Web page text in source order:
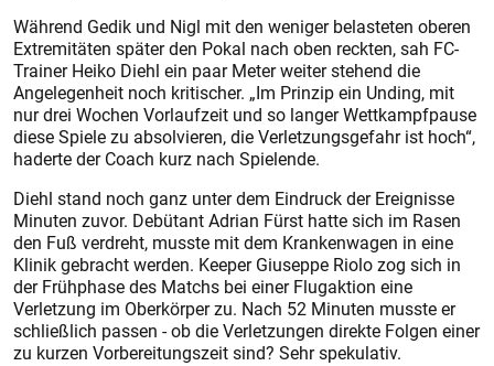
Während Gedik und Nigl mit den weniger belasteten oberen
Extremitäten später den Pokal nach oben reckten, sah FC-
Trainer Heiko Diehl ein paar Meter weiter stehend die
Angelegenheit noch kritischer. „Im Prinzip ein Unding, mit
nur drei Wochen Vorlaufzeit und so langer Wettkampfpause
diese Spiele zu absolvieren, die Verletzungsgefahr ist hoch“,
haderte der Coach kurz nach Spiel­ende.
Diehl stand noch ganz unter dem Eindruck der Ereignisse
Minuten zuvor. Debütant Adrian Fürst hatte sich im Rasen
den Fuß verdreht, musste mit dem Krankenwagen in eine
Klinik gebracht werden. Keeper ­Giuseppe Riolo zog sich in
der Frühphase des Matchs bei einer Flugaktion eine
Verletzung im Oberkörper zu. Nach 52 Minuten musste er
schließlich passen - ob die Verletzungen direkte Folgen einer
zu kurzen Vorbereitungszeit sind? Sehr spekulativ.